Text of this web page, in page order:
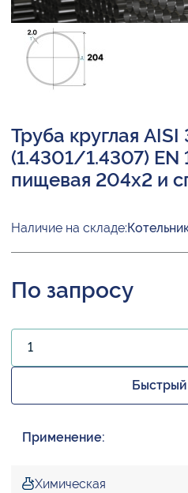
Труба круглая
(1.4301/1.4307)
пищевая 204х2 и
Наличие на складе:
По запросу
Быстрый
Применение:
Химическая